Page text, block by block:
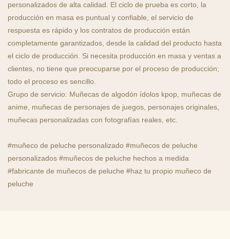
personalizados de alta calidad. El ciclo de prueba es corto, la
producción en masa es puntual y confiable, el servicio de
respuesta es rápido y los contratos de producción están
completamente garantizados, desde la calidad del producto hasta
el ciclo de producción. Si necesita producción en masa y ventas a
clientes, no tiene que preocuparse por el proceso de producción;
todo el proceso es sencillo.
Grupo de servicio: Muñecas de algodón ídolos kpop, muñecas de
anime, muñecas de personajes de juegos, personajes originales,
muñecas personalizadas con fotografías reales, etc.
#muñeco de peluche personalizado #muñecos de peluche
personalizados #muñecos de peluche hechos a medida
#fabricante de muñecos de peluche #haz tu propio muñeco de
peluche